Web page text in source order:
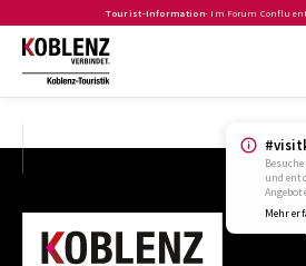
Tourist-Information- Im Forum
und
Mehr